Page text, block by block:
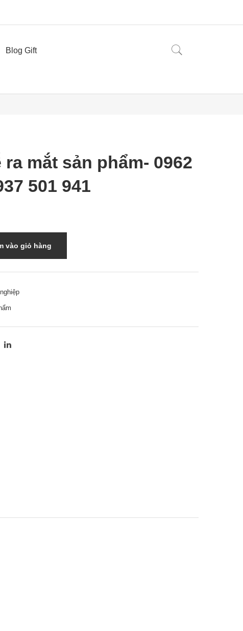
Blog Gift
ra mắt sản phẩm- 0962
501 941
vào giỏ hàng